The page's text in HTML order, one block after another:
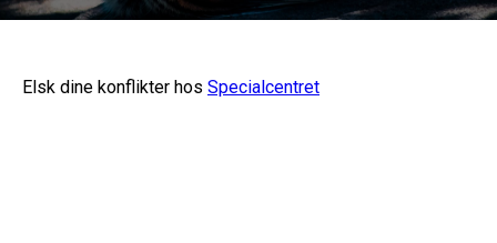
Elsk dine konflikter hos Specialcentret